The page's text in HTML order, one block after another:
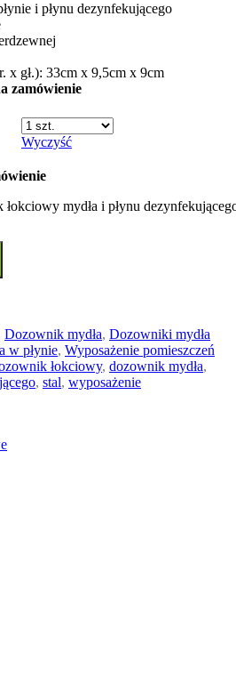
i płynu dezynfekującego
x gł.): 33cm x 9,5cm x 9cm
zamówienie
Wyczyść
mydła i płynu
Dozownik mydła, Dozowniki mydła
w płynie, Wyposażenie pomieszczeń
łokciowy, dozownik mydła,
, stal, wyposażenie